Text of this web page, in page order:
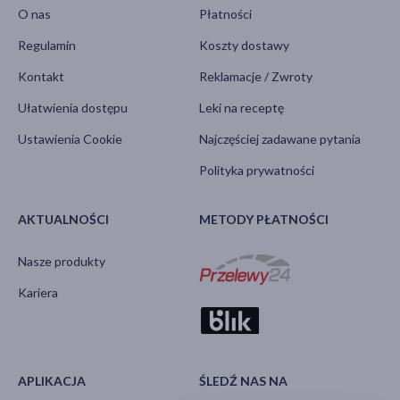
O nas
Regulamin
Kontakt
Ułatwienia dostępu
Ustawienia Cookie
Płatności
Koszty dostawy
Reklamacje / Zwroty
Leki na receptę
Najczęściej zadawane pytania
Polityka prywatności
AKTUALNOŚCI
Nasze produkty
Kariera
METODY PŁATNOŚCI
APLIKACJA ŚLEDŹ NAS NA